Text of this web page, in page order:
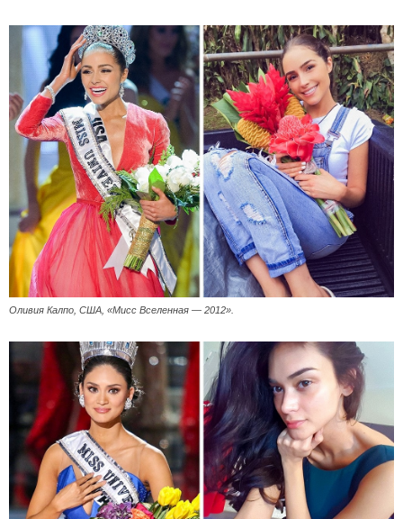
Оливия Калпо, США, «Мисс Вселенная — 2012».